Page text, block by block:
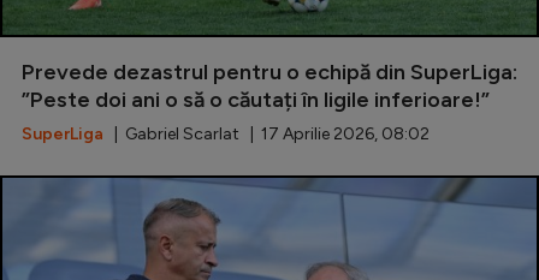
Prevede dezastrul pentru o echipă din SuperLiga:
”Peste doi ani o să o căutați în ligile inferioare!”
SuperLiga | Gabriel Scarlat | 17 Aprilie 2026, 08:02